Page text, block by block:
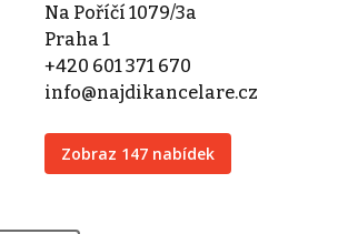
Na Poříčí 1079/3a
Praha 1
+420 601 371 670
info@najdikancelare.cz
Zobraz 147 nabídek